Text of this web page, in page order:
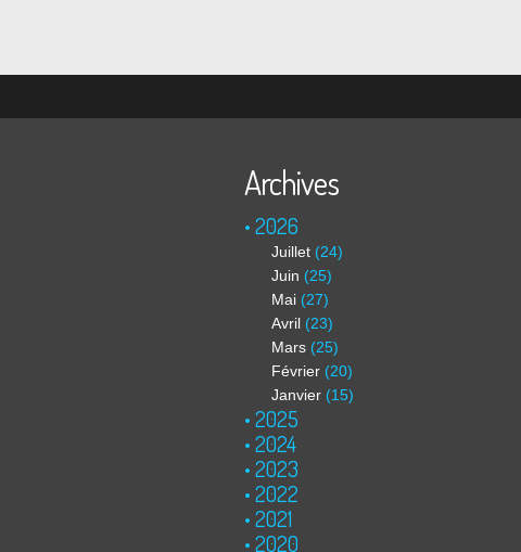
Archives
2026
Juillet (24)
Juin (25)
Mai (27)
Avril (23)
Mars (25)
Février (20)
Janvier (15)
2025
2024
2023
2022
2021
2020